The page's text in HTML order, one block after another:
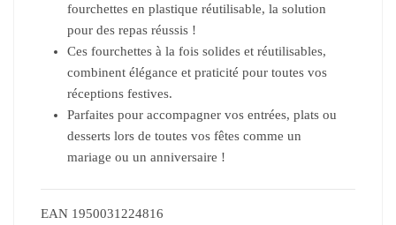
fourchettes en plastique réutilisable, la solution
pour des repas réussis !
Ces fourchettes à la fois solides et réutilisables,
combinent élégance et praticité pour toutes vos
réceptions festives.
Parfaites pour accompagner vos entrées, plats ou
desserts lors de toutes vos fêtes comme un
mariage ou un anniversaire !
EAN 1950031224816